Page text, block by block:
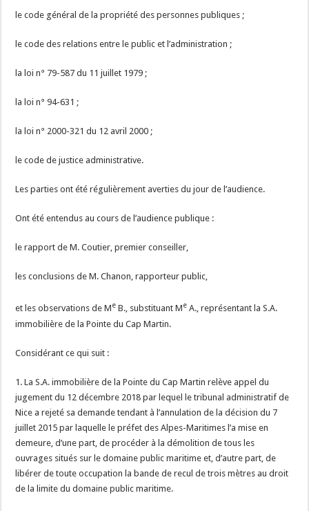
le code général de la propriété des personnes publiques ;
le code des relations entre le public et l’administration ;
la loi n° 79-587 du 11 juillet 1979 ;
la loi n° 94-631 ;
la loi n° 2000-321 du 12 avril 2000 ;
le code de justice administrative.
Les parties ont été régulièrement averties du jour de l’audience.
Ont été entendus au cours de l’audience publique :
le rapport de M. Coutier, premier conseiller,
les conclusions de M. Chanon, rapporteur public,
et les observations de Me B., substituant Me A., représentant la S.A.
immobilière de la Pointe du Cap Martin.
Considérant ce qui suit :
1. La S.A. immobilière de la Pointe du Cap Martin relève appel du
jugement du 12 décembre 2018 par lequel le tribunal administratif de
Nice a rejeté sa demande tendant à l’annulation de la décision du 7
juillet 2015 par laquelle le préfet des Alpes-Maritimes l’a mise en
demeure, d’une part, de procéder à la démolition de tous les
ouvrages situés sur le domaine public maritime et, d’autre part, de
libérer de toute occupation la bande de recul de trois mètres au droit
de la limite du domaine public maritime.